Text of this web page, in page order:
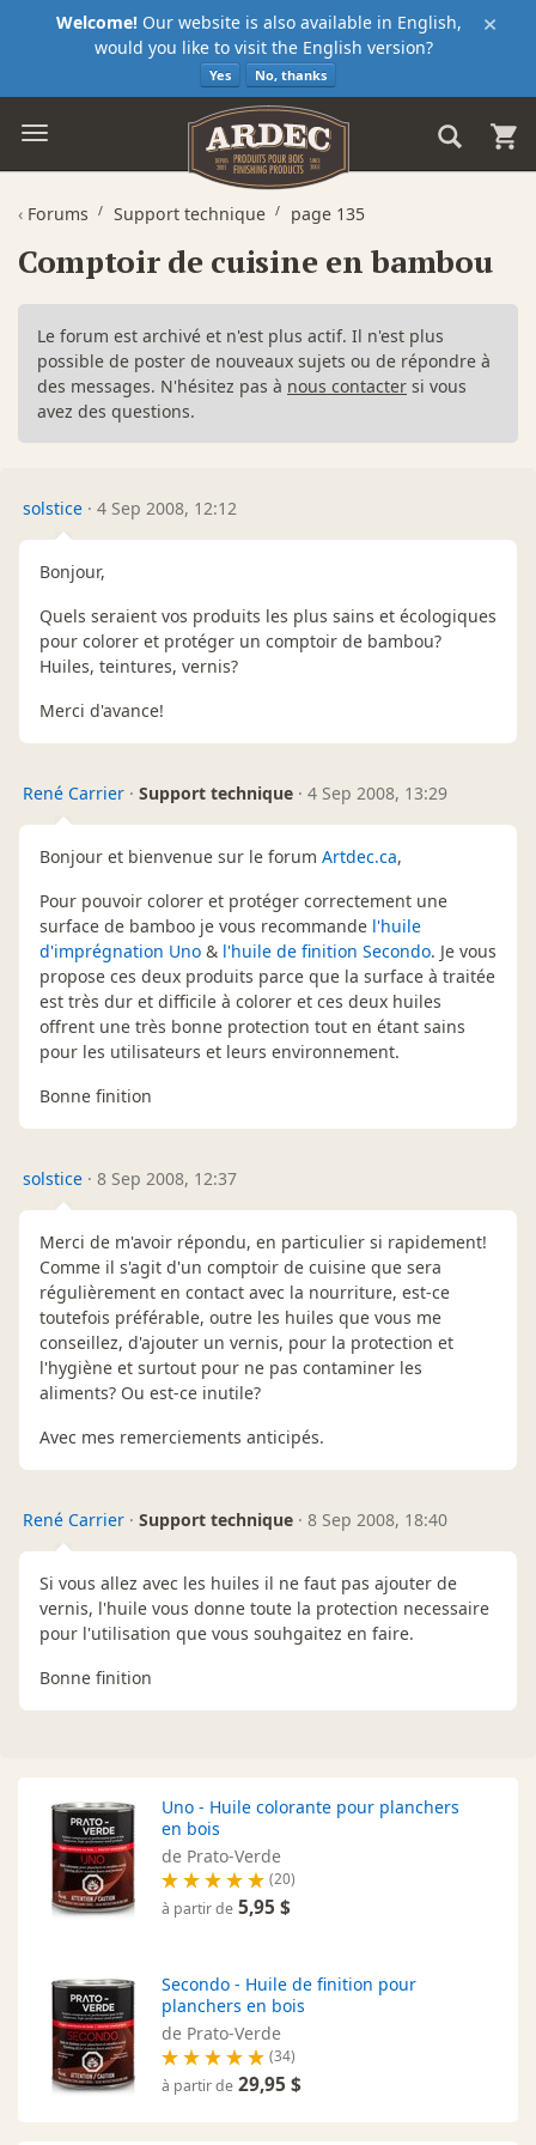
×
Welcome! Our website is also available in English,
would you like to visit the English version?
Yes No, thanks
‹ Forums Support technique page 135
Comptoir de cuisine en bambou
Le forum est archivé et n'est plus actif. Il n'est plus
possible de poster de nouveaux sujets ou de répondre à
des messages. N'hésitez pas à nous contacter si vous
avez des questions.
solstice · 4 Sep 2008, 12:12
Bonjour,
Quels seraient vos produits les plus sains et écologiques
pour colorer et protéger un comptoir de bambou?
Huiles, teintures, vernis?
Merci d'avance!
René Carrier · Support technique · 4 Sep 2008, 13:29
Bonjour et bienvenue sur le forum Artdec.ca,
Pour pouvoir colorer et protéger correctement une
surface de bamboo je vous recommande l'huile
d'imprégnation Uno & l'huile de finition Secondo. Je vous
propose ces deux produits parce que la surface à traitée
est très dur et difficile à colorer et ces deux huiles
offrent une très bonne protection tout en étant sains
pour les utilisateurs et leurs environnement.
Bonne finition
solstice · 8 Sep 2008, 12:37
Merci de m'avoir répondu, en particulier si rapidement!
Comme il s'agit d'un comptoir de cuisine que sera
régulièrement en contact avec la nourriture, est-ce
toutefois préférable, outre les huiles que vous me
conseillez, d'ajouter un vernis, pour la protection et
l'hygiène et surtout pour ne pas contaminer les
aliments? Ou est-ce inutile?
Avec mes remerciements anticipés.
René Carrier · Support technique · 8 Sep 2008, 18:40
Si vous allez avec les huiles il ne faut pas ajouter de
vernis, l'huile vous donne toute la protection necessaire
pour l'utilisation que vous souhgaitez en faire.
Bonne finition
Uno - Huile colorante pour planchers
en bois
de Prato-Verde
(20)
à partir de 5,95 $
Secondo - Huile de finition pour
planchers en bois
de Prato-Verde
(34)
à partir de 29,95 $